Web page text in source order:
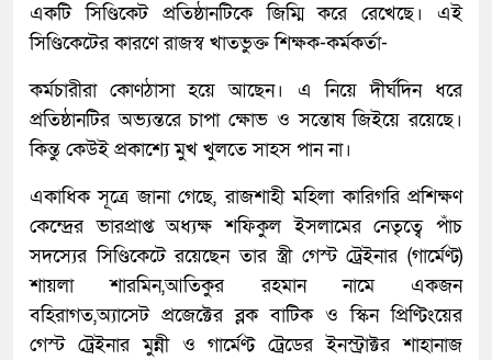
একটি সিণ্ডিকেট প্রতিষ্ঠানটিকে জিম্মি করে রেখেছে। এই
সিণ্ডিকেটের কারণে রাজস্ব খাতভুক্ত শিক্ষক-কর্মকর্তা-
কর্মচারীরা কোণঠাসা হয়ে আছেন। এ নিয়ে দীর্ঘদিন ধরে
প্রতিষ্ঠানটির অভ্যন্তরে চাপা ক্ষোভ ও সন্তোষ জিইয়ে রয়েছে।
কিন্তু কেউই প্রকাশ্যে মুখ খুলতে সাহস পান না।
একাধিক সূত্রে জানা গেছে, রাজশাহী মহিলা কারিগরি প্রশিক্ষণ
কেন্দ্রের ভারপ্রাপ্ত অধ্যক্ষ শফিকুল ইসলামের নেতৃত্বে পাঁচ
সদস্যের সিণ্ডিকেটে রয়েছেন তার স্ত্রী গেস্ট ট্রেইনার (গার্মেণ্ট)
শায়লা শারমিন,আতিকুর রহমান নামে একজন
বহিরাগত,অ্যাসেট প্রজেক্টের ব্লক বাটিক ও স্কিন প্রিণ্টিংয়ের
গেস্ট ট্রেইনার মুন্নী ও গার্মেণ্ট ট্রেডের ইনস্ট্রাক্টর শাহানাজ